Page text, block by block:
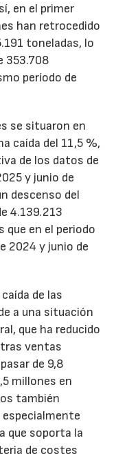
en el primer
han retrocedido
toneladas, lo
353.708
período de
se situaron en
caída del 11,5 %,
de los datos de
y junio de
descenso del
4.139.213
que en el periodo
2024 y junio de
de las
a una situación
que ha reducido
ventas
de 9,8
millones en
también
que soporta la
de costes